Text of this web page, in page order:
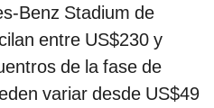
Benz Stadium de
entre US$230 y
de la fase de
variar desde US$49